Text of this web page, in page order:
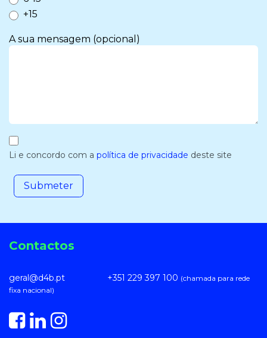
+15
A sua mensagem (opcional)
Li e concordo com a política de privacidade deste site
Submeter
Contactos
geral@d4b.pt ​+351 229 397 100 (chamada para rede
fixa nacional)